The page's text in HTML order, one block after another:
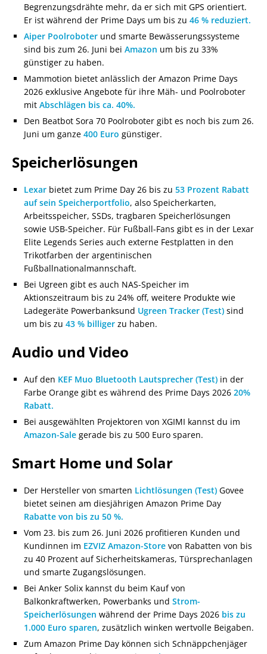
Begrenzungsdrähte mehr, da er sich mit GPS orientiert.
Er ist während der Prime Days um bis zu 46 % reduziert.
Aiper Poolroboter und smarte Bewässerungssysteme
sind bis zum 26. Juni bei Amazon um bis zu 33%
günstiger zu haben.
Mammotion bietet anlässlich der Amazon Prime Days
2026 exklusive Angebote für ihre Mäh- und Poolroboter
mit Abschlägen bis ca. 40%.
Den Beatbot Sora 70 Poolroboter gibt es noch bis zum 26.
Juni um ganze 400 Euro günstiger.
Speicherlösungen
Lexar bietet zum Prime Day 26 bis zu 53 Prozent Rabatt
auf sein Speicherportfolio, also Speicherkarten,
Arbeitsspeicher, SSDs, tragbaren Speicherlösungen
sowie USB-Speicher. Für Fußball-Fans gibt es in der Lexar
Elite Legends Series auch externe Festplatten in den
Trikotfarben der argentinischen
Fußballnationalmannschaft.
Bei Ugreen gibt es auch NAS-Speicher im
Aktionszeitraum bis zu 24% off, weitere Produkte wie
Ladegeräte Powerbanksund Ugreen Tracker (Test) sind
um bis zu 43 % billiger zu haben.
Audio und Video
Auf den KEF Muo Bluetooth Lautsprecher (Test) in der
Farbe Orange gibt es während des Prime Days 2026 20%
Rabatt.
Bei ausgewählten Projektoren von XGIMI kannst du im
Amazon-Sale gerade bis zu 500 Euro sparen.
Smart Home und Solar
Der Hersteller von smarten Lichtlösungen (Test) Govee
bietet seinen am diesjährigen Amazon Prime Day
Rabatte von bis zu 50 %.
Vom 23. bis zum 26. Juni 2026 profitieren Kunden und
Kundinnen im EZVIZ Amazon-Store von Rabatten von bis
zu 40 Prozent auf Sicherheitskameras, Türsprechanlagen
und smarte Zugangslösungen.
Bei Anker Solix kannst du beim Kauf von
Balkonkraftwerken, Powerbanks und Strom-
Speicherlösungen während der Prime Days 2026 bis zu
1.000 Euro sparen, zusätzlich winken wertvolle Beigaben.
Zum Amazon Prime Day können sich Schnäppchenjäger